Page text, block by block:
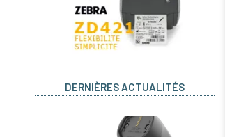
DERNIÈRES ACTUALITÉS